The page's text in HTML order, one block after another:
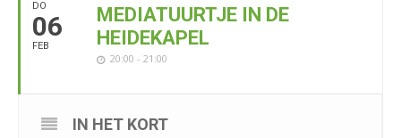
DO
06
FEB
MEDIATUURTJE IN DE
HEIDEKAPEL
20:00 - 21:00
IN HET KORT